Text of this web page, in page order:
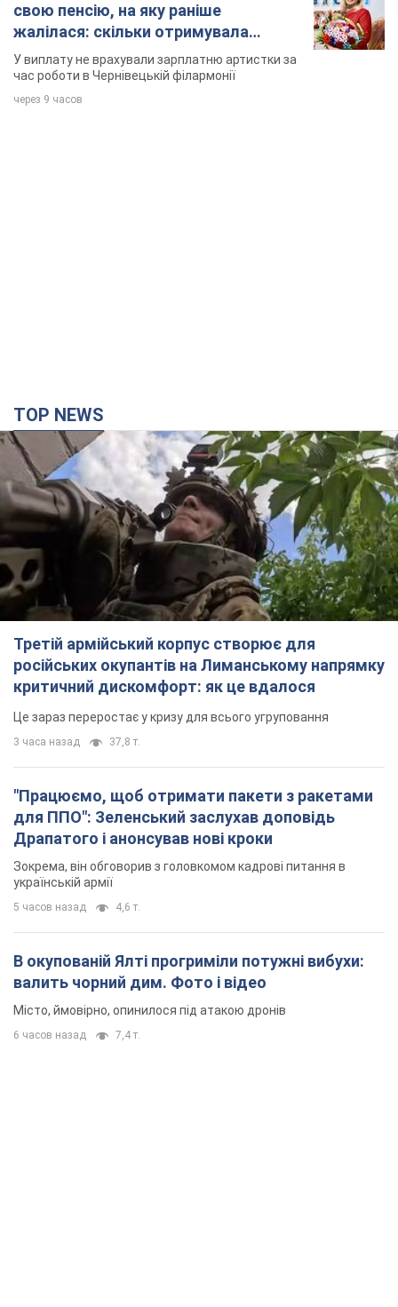
свою пенсію, на яку раніше
жалілася: скільки отримувала
співачка
У виплату не врахували зарплатню артистки за
час роботи в Чернівецькій філармонії
через 9 часов
TOP NEWS
Третій армійський корпус створює для
російських окупантів на Лиманському напрямку
критичний дискомфорт: як це вдалося
Це зараз переростає у кризу для всього угруповання
3 часа назад 37,8 т.
"Працюємо, щоб отримати пакети з ракетами
для ППО": Зеленський заслухав доповідь
Драпатого і анонсував нові кроки
Зокрема, він обговорив з головкомом кадрові питання в
українській армії
5 часов назад 4,6 т.
В окупованій Ялті прогриміли потужні вибухи:
валить чорний дим. Фото і відео
Місто, ймовірно, опинилося під атакою дронів
6 часов назад 7,4 т.